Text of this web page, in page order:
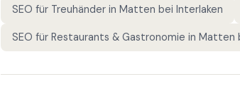
SEO für Treuhänder in Matten bei Interlaken
SEO für Restaurants & Gastronomie in Matten